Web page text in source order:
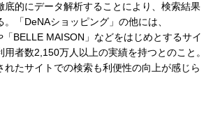
底的にデータ解析することにより、検索結果
「DeNAショッピング」の他には、
「BELLE MAISON」などをはじめとするサイ
用者数2,150万人以上の実績を持つとのこと。
れたサイトでの検索も利便性の向上が感じら